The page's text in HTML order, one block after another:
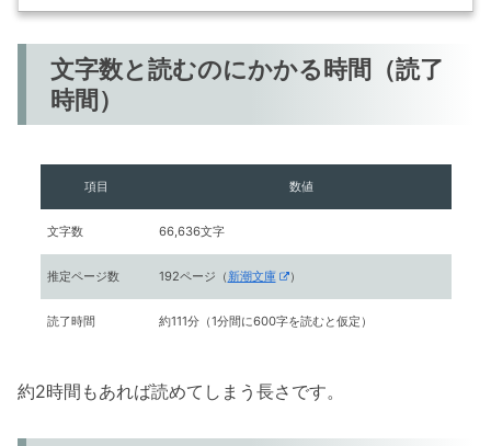
文字数と読むのにかかる時間（読了
時間）
項目 数値
文字数 66,636文字
推定ページ数 192ページ（新潮文庫 ）
読了時間 約111分（1分間に600字を読むと仮定）
約2時間もあれば読めてしまう長さです。